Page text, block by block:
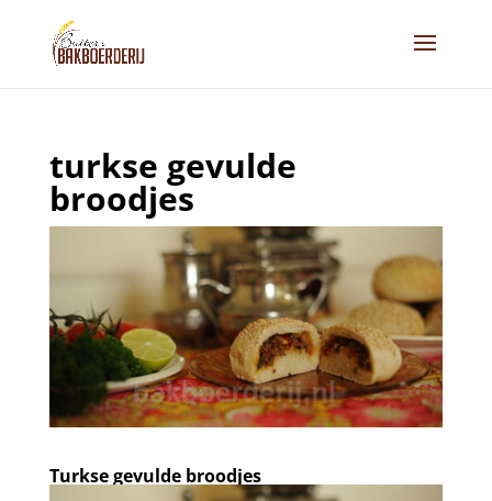
turkse gevulde
broodjes
Turkse gevulde broodjes